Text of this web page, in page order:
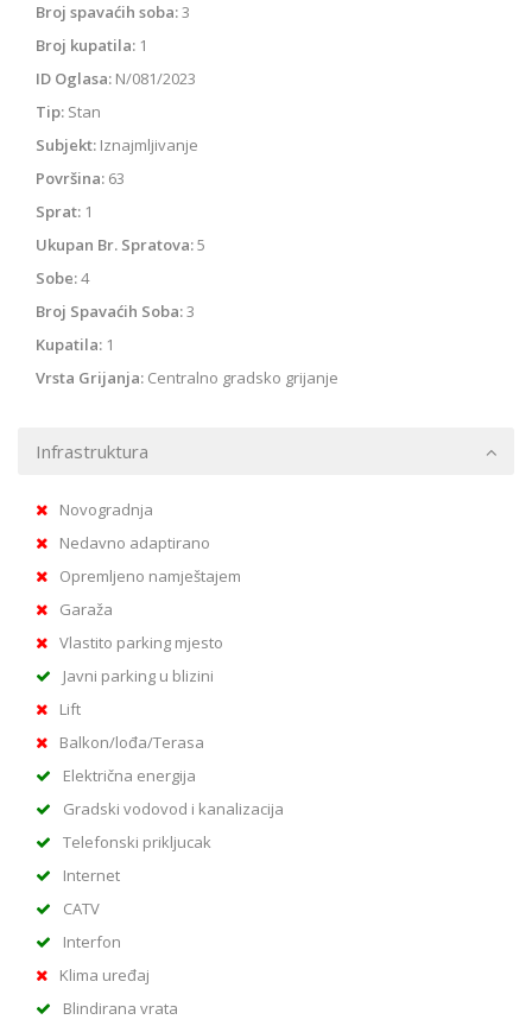
Broj spavaćih soba:3
Broj kupatila: 1
ID Oglasa: N/081/2023
Tip: Stan
Subjekt: Iznajmljivanje
Površina: 63
Sprat: 1
Ukupan Br. Spratova:5
Sobe:4
Broj Spavaćih Soba:3
Kupatila: 1
Vrsta Grijanja: Centralno gradsko grijanje
Infrastruktura
Novogradnja
Nedavno adaptirano
Opremljeno namještajem
Garaža
Vlastito parking mjesto
Javni parking u blizini
Lift
Balkon/lođa/Terasa
Električna energija
Gradski vodovod i kanalizacija
Telefonski prikljucak
Internet
CATV
Interfon
Klima uređaj
Blindirana vrata